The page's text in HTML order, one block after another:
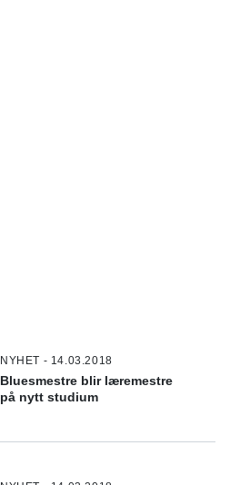
NYHET - 14.03.2018
Bluesmestre blir læremestre
på nytt studium